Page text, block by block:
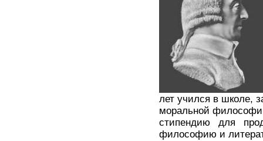
лет учился в школе,
моральной
стипендию для
философию и